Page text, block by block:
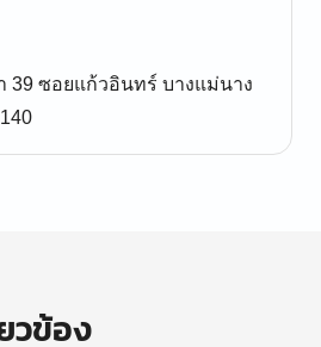
39 ซอยแก้วอินทร์ บางแม่นาง
วข้อง